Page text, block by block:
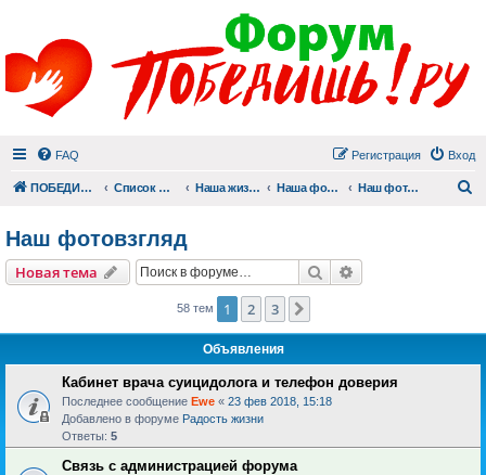
FAQ Вход
Регистрация
ПОБЕДИШЬ.РУ Список форумов Наша жизнь (не всё же о суициде!) Наша фотогалерея Наш фотовзгляд
Наш фотовзгляд
Новая тема Поиск
58 тем 1 2 3
Объявления
Кабинет врача суицидолога и телефон доверия
Последнее сообщение Ewe « 23 фев 2018, 15:18
Добавлено в форуме Радость жизни
Ответы: 5
Связь с администрацией форума